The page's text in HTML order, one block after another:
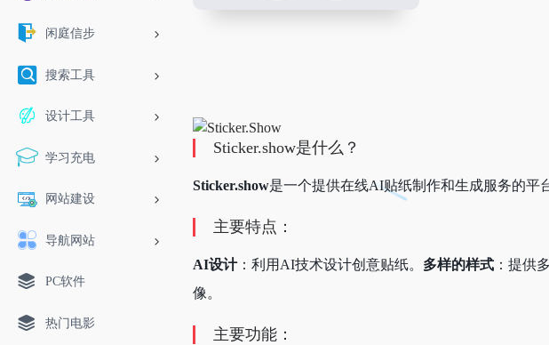
闲庭信步
搜索工具
设计工具
学习充电
网站建设
导航网站
PC软件
热门电影
Sticker.show是什么？
Sticker.show是一个提供在线AI贴纸制作和生成服务的平
主要特点：
AI设计：利用AI技术设计创意贴纸。 多样的样式 ：提供
像。
主要功能：